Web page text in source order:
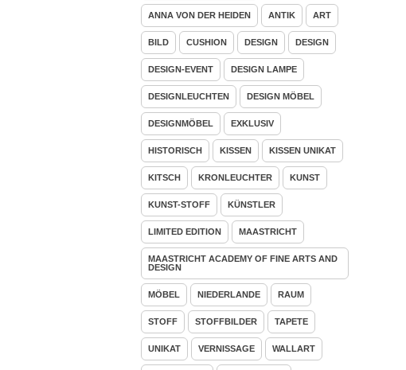
ANNA VON DER HEIDEN ANTIK ART
BILD CUSHION DESIGN DESIGN
DESIGN-EVENT DESIGN LAMPE
DESIGNLEUCHTEN DESIGN MÖBEL
DESIGNMÖBEL EXKLUSIV
HISTORISCH KISSEN KISSEN UNIKAT
KITSCH KRONLEUCHTER KUNST
KUNST-STOFF KÜNSTLER
LIMITED EDITION MAASTRICHT
MAASTRICHT ACADEMY OF FINE ARTS AND
DESIGN
MÖBEL NIEDERLANDE RAUM
STOFF STOFFBILDER TAPETE
UNIKAT VERNISSAGE WALLART